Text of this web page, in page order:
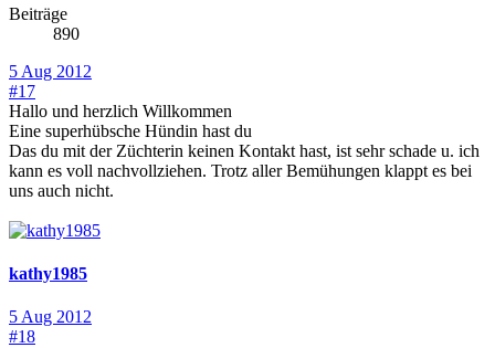
Beiträge
890
5 Aug 2012
#17
Hallo und herzlich Willkommen
Eine superhübsche Hündin hast du
Das du mit der Züchterin keinen Kontakt hast, ist sehr schade u. ich
kann es voll nachvollziehen. Trotz aller Bemühungen klappt es bei
uns auch nicht.
kathy1985
5 Aug 2012
#18